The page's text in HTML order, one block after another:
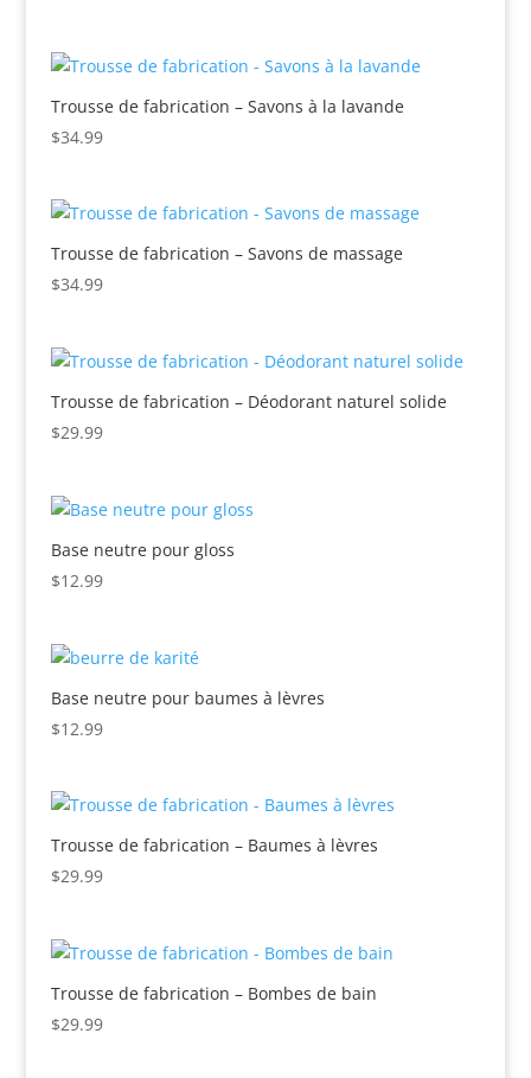
était :
$75.00.
est :
$49.99.
Trousse de fabrication – Savons à la lavande
$34.99
Trousse de fabrication – Savons de massage
$34.99
Trousse de fabrication – Déodorant naturel solide
$29.99
Base neutre pour gloss
$12.99
Base neutre pour baumes à lèvres
$12.99
Trousse de fabrication – Baumes à lèvres
$29.99
Trousse de fabrication – Bombes de bain
$29.99